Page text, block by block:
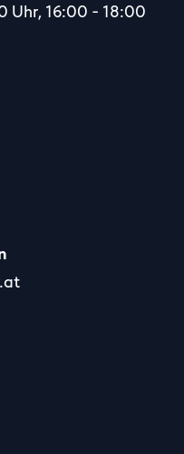
Uhr, 16:00 - 18:00